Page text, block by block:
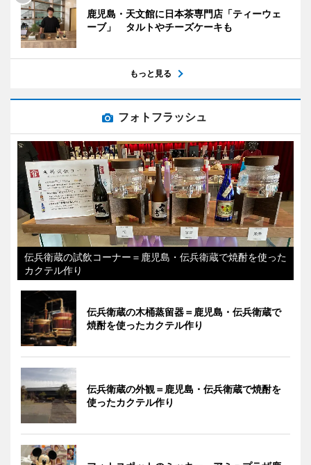
鹿児島・天文館に日本茶専門店「ティーウェ
ーブ」 タルトやチーズケーキも
もっと見る
フォトフラッシュ
伝兵衛蔵の試飲コーナー＝鹿児島・伝兵衛蔵で焼酎を使った
カクテル作り
伝兵衛蔵の木桶蒸留器＝鹿児島・伝兵衛蔵で
焼酎を使ったカクテル作り
伝兵衛蔵の外観＝鹿児島・伝兵衛蔵で焼酎を
使ったカクテル作り